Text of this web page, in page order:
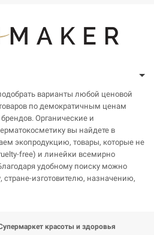
варианты любой ценовой
по демократичным ценам
Органические и
вы найдете в
экопродукцию, товары, которые не
free) и линейки всемирно
удобному поиску можно
стране-изготовителю, назначению,
красоты и здоровья